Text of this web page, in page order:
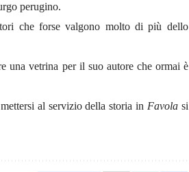
perugino.
che forse valgono molto di più dello
una vetrina per il suo autore che ormai è
al servizio della storia in Favolasi